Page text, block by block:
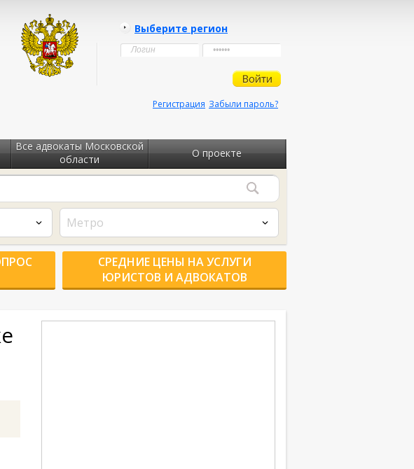
Выберите регион
Забыли пароль?
Регистрация
Все адвокаты Московской
области
О проекте
Метро
СРЕДНИЕ ЦЕНЫ НА УСЛУГИ
ЮРИСТОВ И АДВОКАТОВ